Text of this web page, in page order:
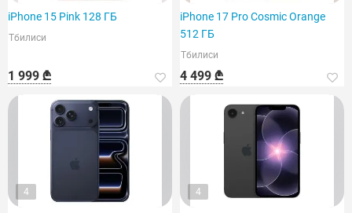
iPhone 15 Pink 128 ГБ
Тбилиси
1 999 ₾
iPhone 17 Pro Cosmic Orange
512 ГБ
Тбилиси
4 499 ₾
4 4